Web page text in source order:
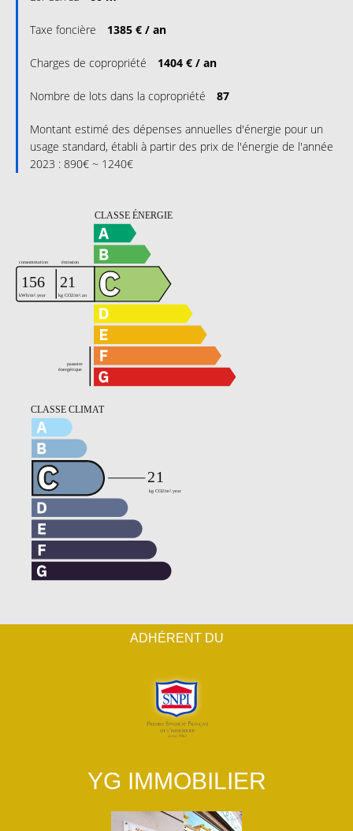
Taxe foncière 1385 € / an
Charges de copropriété 1404 € / an
Nombre de lots dans la copropriété 87
Montant estimé des dépenses annuelles d'énergie pour un
usage standard, établi à partir des prix de l'énergie de l'année
2023 : 890€ ~ 1240€
ADHÉRENT DU
YG IMMOBILIER